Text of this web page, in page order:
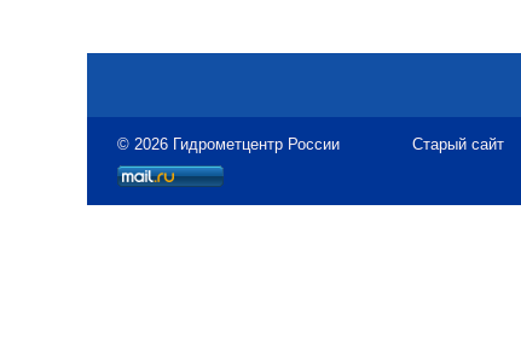
© 2026 Гидрометцентр России Старый сайт